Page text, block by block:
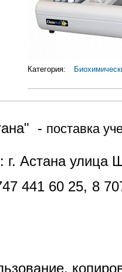
Категория:
- поставка
г. Астана
441 60 25, 8